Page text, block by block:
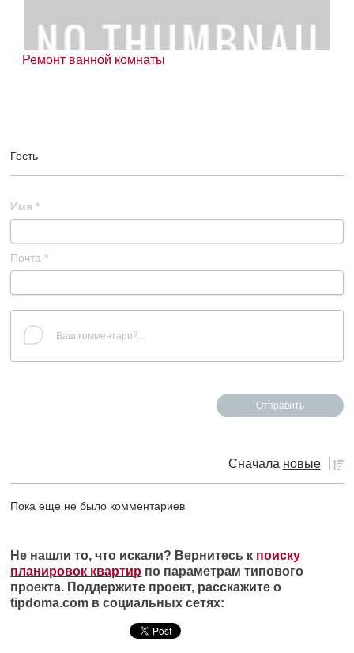
Ремонт ванной комнаты
Гость
Имя *
Почта *
Сначала новые
Пока еще не было комментариев
Не нашли то, что искали? Вернитесь к поиску
планировок квартир по параметрам типового
проекта. Поддержите проект, расскажите о
tipdoma.com в социальных сетях: